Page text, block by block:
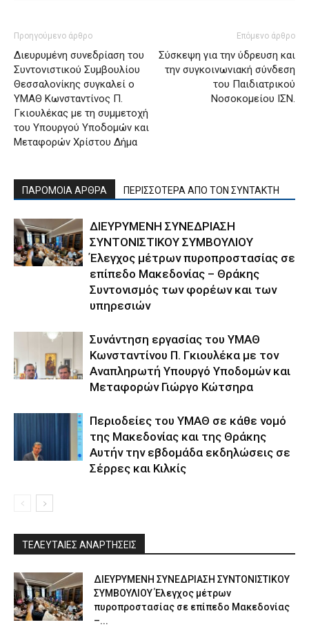
Προηγούμενο άρθρο
Διευρυμένη συνεδρίαση του
Συντονιστικού Συμβουλίου
Θεσσαλονίκης συγκαλεί ο
ΥΜΑΘ Κωνσταντίνος Π.
Γκιουλέκας με τη συμμετοχή
του Υπουργού Υποδομών και
Μεταφορών Χρίστου Δήμα
Επόμενο άρθρο
Σύσκεψη για την ύδρευση και
την συγκοινωνιακή σύνδεση
του Παιδιατρικού
Νοσοκομείου ΙΣΝ.
ΠΑΡΟΜΟΙΑ ΑΡΘΡΑ ΠΕΡΙΣΣΟΤΕΡΑ ΑΠΟ ΤΟΝ ΣΥΝΤΑΚΤΗ
ΔΙΕΥΡΥΜΕΝΗ ΣΥΝΕΔΡΙΑΣΗ
ΣΥΝΤΟΝΙΣΤΙΚΟΥ ΣΥΜΒΟΥΛΙΟΥ
Έλεγχος μέτρων πυροπροστασίας σε
επίπεδο Μακεδονίας – Θράκης
Συντονισμός των φορέων και των
υπηρεσιών
Συνάντηση εργασίας του ΥΜΑΘ
Κωνσταντίνου Π. Γκιουλέκα με τον
Αναπληρωτή Υπουργό Υποδομών και
Μεταφορών Γιώργο Κώτσηρα
Περιοδείες του ΥΜΑΘ σε κάθε νομό
της Μακεδονίας και της Θράκης
Αυτήν την εβδομάδα εκδηλώσεις σε
Σέρρες και Κιλκίς
ΤΕΛΕΥΤΑΙΕΣ ΑΝΑΡΤΗΣΕΙΣ
ΔΙΕΥΡΥΜΕΝΗ ΣΥΝΕΔΡΙΑΣΗ ΣΥΝΤΟΝΙΣΤΙΚΟΥ
ΣΥΜΒΟΥΛΙΟΥ Έλεγχος μέτρων
πυροπροστασίας σε επίπεδο Μακεδονίας
–...